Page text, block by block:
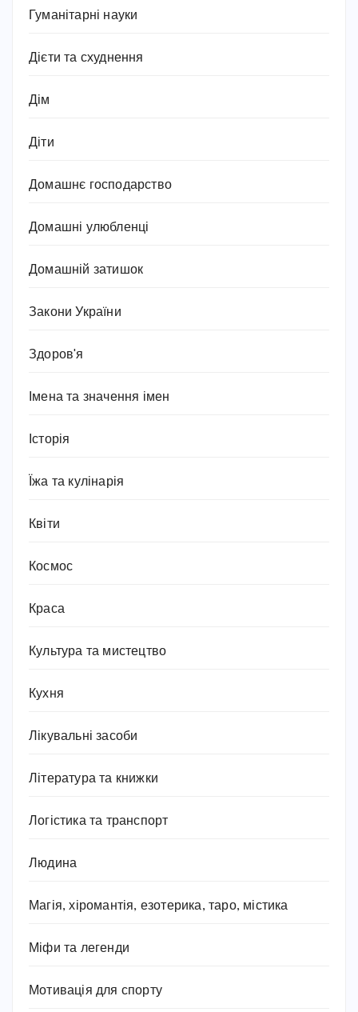
Гуманітарні науки
Дієти та схуднення
Дім
Діти
Домашнє господарство
Домашні улюбленці
Домашній затишок
Закони України
Здоров'я
Імена та значення імен
Історія
Їжа та кулінарія
Квіти
Космос
Краса
Культура та мистецтво
Кухня
Лікувальні засоби
Література та книжки
Логістика та транспорт
Людина
Магія, хіромантія, езотерика, таро, містика
Міфи та легенди
Мотивація для спорту